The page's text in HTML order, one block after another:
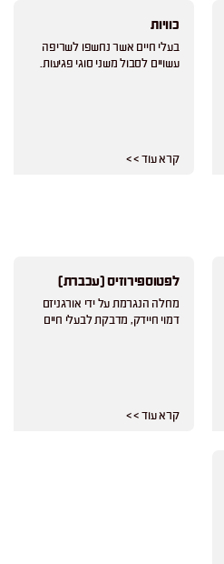
כוויות
בעלי חיים אשר נחשפו לשריפה
עשויים לסבול משני סוגי פגיעות.
קרא עוד > >
לפטוספירוזיס (עכברת)
מחלה הנגרמת על ידי אורגניזם
דמוי חיידק, מדבקת לבעלי חיים
קרא עוד > >